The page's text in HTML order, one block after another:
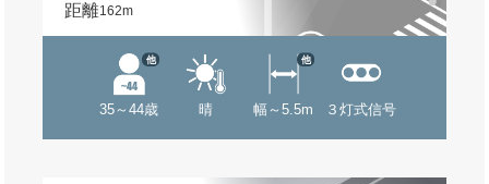
距離162m
35～44歳
他
晴 幅～5.5m
他
３灯式信号